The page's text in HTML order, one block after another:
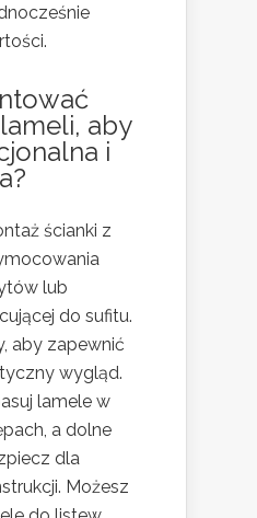
aby
i
ścianki z
lub
do sufitu.
aby zapewnić
wygląd.
lamele w
a dolne
dla
Możesz